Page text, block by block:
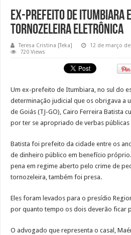
Ex-prefeito de Itumbiara
tornozeleira eletrônica
Teresa Cristina [Teka] 12 de março de
720 Views
Um ex-prefeito de Itumbiara, no sul do
determinação judicial que os obrigava a
de Goiás (TJ-GO), Cairo Ferreira Batista
por ter se apropriado de verbas
Batista foi prefeito da cidade entre os
de dinheiro público em benefício
pena em regime aberto pelo crime de
tornozeleira, também foi presa.
Eles foram levados para o presídio
por quanto tempo os dois deverão ficar
O advogado que representa o casal,